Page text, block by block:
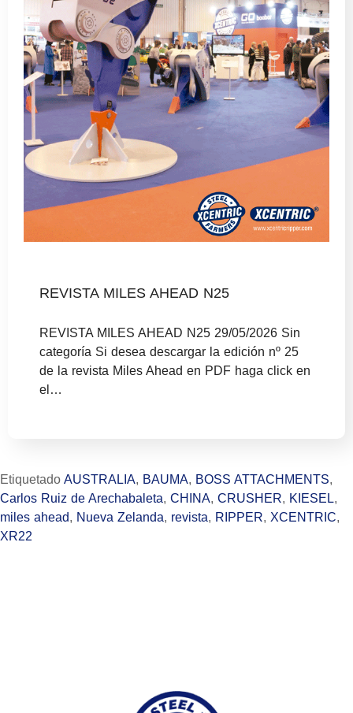
REVISTA MILES AHEAD N25
REVISTA MILES AHEAD N25 29/05/2026 Sin
categoría Si desea descargar la edición nº 25
de la revista Miles Ahead en PDF haga click en
el…
Etiquetado AUSTRALIA, BAUMA, BOSS ATTACHMENTS,
Carlos Ruiz de Arechabaleta, CHINA, CRUSHER, KIESEL,
miles ahead, Nueva Zelanda, revista, RIPPER, XCENTRIC,
XR22